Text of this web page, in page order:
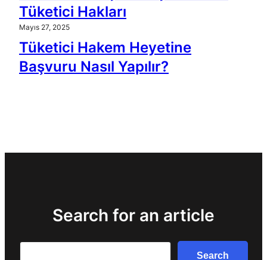
Tüketici Hakları
Mayıs 27, 2025
Tüketici Hakem Heyetine
Başvuru Nasıl Yapılır?
Search for an article
Search